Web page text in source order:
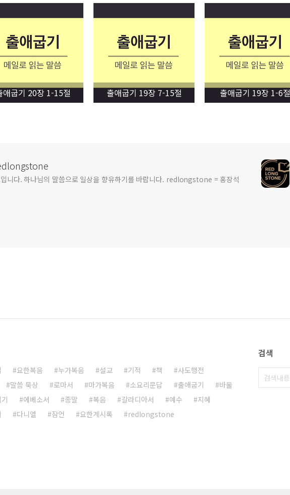
애굽기 20장 1-15절 출애굽기 19장 7-15절 출애굽기 19장 1-6절
니다. 하나님의 말씀으로 일상을 향유하기를 바랍니다. redlongstone = 홍장석
요한복음 누가복음 설교 기적 책
사도행전
말씀 묵상 로마서 마가복음 소요리문답 출애굽기
바울
에베소서 종말 복음 갈라디아서 예수
지혜
다니엘 잠언 요한계시록 redlongstone
검색